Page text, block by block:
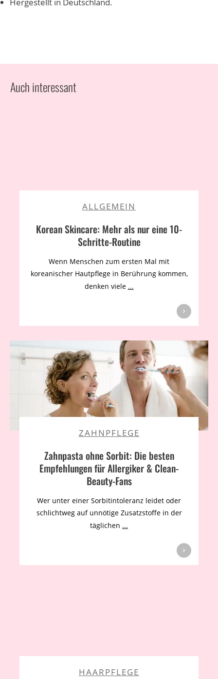
Auch interessant
ALLGEMEIN
Korean Skincare: Mehr als nur eine 10-
Schritte-Routine
Wenn Menschen zum ersten Mal mit
koreanischer Hautpflege in Berührung kommen,
denken viele ...
ZAHNPFLEGE
Zahnpasta ohne Sorbit: Die besten
Empfehlungen für Allergiker & Clean-
Beauty-Fans
Wer unter einer Sorbitintoleranz leidet oder
schlichtweg auf unnötige Zusatzstoffe in der
täglichen ...
HAARPFLEGE